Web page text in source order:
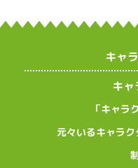
キャ
キャ
「キャラ
元々いるキャラ